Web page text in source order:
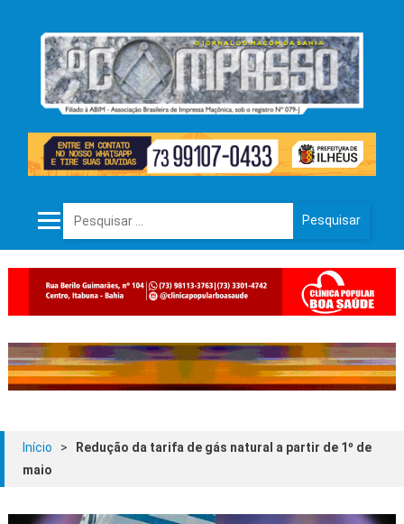
Pesquisar por:
Início >
Redução da tarifa de gás natural a partir de 1º de
maio